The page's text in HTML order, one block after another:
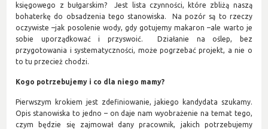
księgowego z bułgarskim? Jest lista czynności, które zbliżą naszą
bohaterkę do obsadzenia tego stanowiska. Na pozór są to rzeczy
oczywiste –jak posolenie wody, gdy gotujemy makaron –ale warto je
sobie uporządkować i przyswoić. Działanie na oślep, bez
przygotowania i systematyczności, może pogrzebać projekt, a nie o
to tu przecież chodzi.
Kogo potrzebujemy i co dla niego mamy?
Pierwszym krokiem jest zdefiniowanie, jakiego kandydata szukamy.
Opis stanowiska to jedno – on daje nam wyobrażenie na temat tego,
czym będzie się zajmował dany pracownik, jakich potrzebujemy